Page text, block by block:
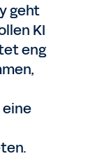
geht
KI
eng